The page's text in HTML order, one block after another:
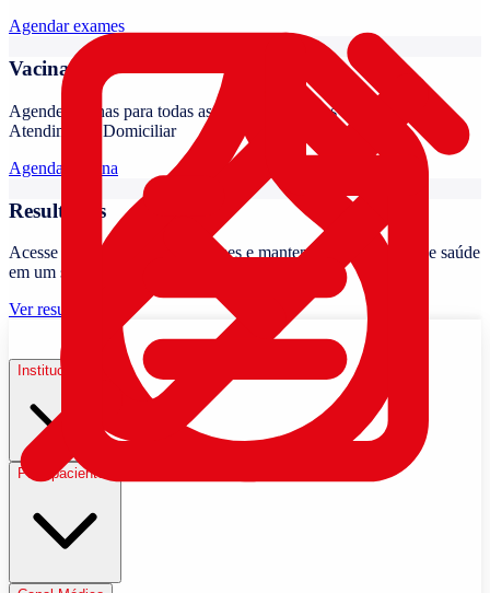
Agendar exames
Vacinas
Agende vacinas para todas as idades nas nossas unidades ou no
Atendimento Domiciliar
Agendar vacina
Resultados
Acesse seus resultados de exames e mantenha seu histórico de saúde
em um só lugar
Ver resultados
Institucional
Para pacientes